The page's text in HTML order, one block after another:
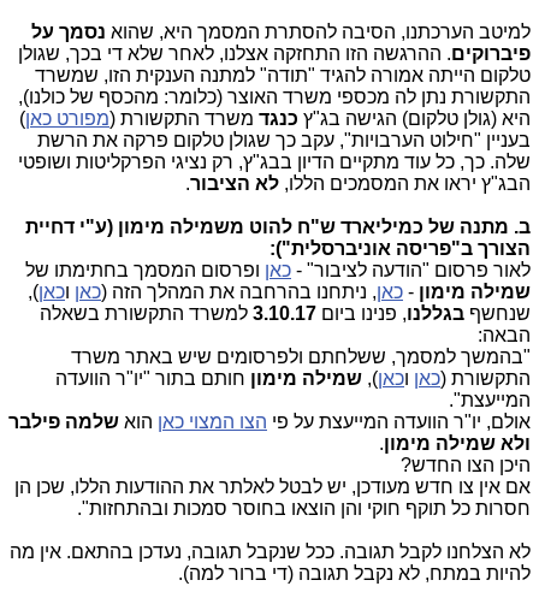
למיטב הערכתנו, הסיבה להסתרת המסמך היא, שהוא נסמך על
פיברוקים. ההרגשה הזו התחזקה אצלנו, לאחר שלא די בכך, שגולן
טלקום הייתה אמורה להגיד "תודה" למתנה הענקית הזו, שמשרד
התקשורת נתן לה מכספי משרד האוצר (כלומר: מהכסף של כולנו),
היא (גולן טלקום) הגישה בג"ץ כנגד משרד התקשורת (מפורט כאן)
בעניין "חילוט הערבויות", עקב כך שגולן טלקום פרקה את הרשת
שלה. כך, כל עוד מתקיים הדיון בבג"ץ, רק נציגי הפרקליטות ושופטי
הבג"ץ יראו את המסמכים הללו, לא הציבור.
ב. מתנה של כמיליארד ש"ח להוט משמילה מימון (ע"י דחיית
הצורך ב"פריסה אוניברסלית"):
לאור פרסום "הודעה לציבור" - כאן ופרסום המסמך בחתימתו של
שמילה מימון - כאן, ניתחנו בהרחבה את המהלך הזה (כאן וכאן),
שנחשף בגללנו, פנינו ביום 3.10.17 למשרד התקשורת בשאלה
הבאה:
"בהמשך למסמך, ששלחתם ולפרסומים שיש באתר משרד
התקשורת (כאן וכאן), שמילה מימון חותם בתור "יו"ר הוועדה
המייעצת".
אולם, יו"ר הוועדה המייעצת על פי הצו המצוי כאן הוא שלמה פילבר
ולא שמילה מימון.
היכן הצו החדש?
אם אין צו חדש מעודכן, יש לבטל לאלתר את ההודעות הללו, שכן הן
חסרות כל תוקף חוקי והן הוצאו בחוסר סמכות ובהתחזות".
לא הצלחנו לקבל תגובה. ככל שנקבל תגובה, נעדכן בהתאם. אין מה
להיות במתח, לא נקבל תגובה (די ברור למה).